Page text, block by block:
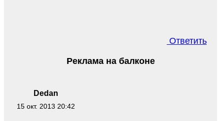
Ответить
Dedan
15 окт. 2013 20:42
Реклама на балконе